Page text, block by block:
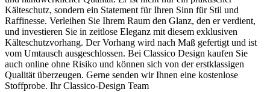
Kälteschutz, sondern ein Statement für Ihren Sinn für Stil und
Raffinesse. Verleihen Sie Ihrem Raum den Glanz, den er verdient,
und investieren Sie in zeitlose Eleganz mit diesem exklusiven
Kälteschutzvorhang. Der Vorhang wird nach Maß gefertigt und ist
vom Umtausch ausgeschlossen. Bei Classico Design kaufen Sie
auch online ohne Risiko und können sich von der erstklassigen
Qualität überzeugen. Gerne senden wir Ihnen eine kostenlose
Stoffprobe. Ihr Classico-Design Team